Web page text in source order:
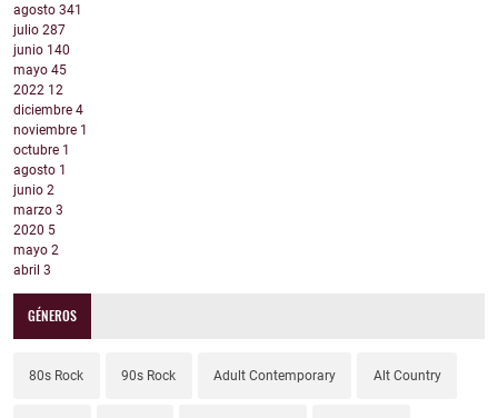
agosto 341
julio 287
junio 140
mayo 45
2022 12
diciembre 4
noviembre 1
octubre 1
agosto 1
junio 2
marzo 3
2020 5
mayo 2
abril 3
GÉNEROS
80s Rock 90s Rock Adult Contemporary Alt Country